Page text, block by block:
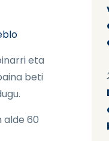
eta
beti
alde 60